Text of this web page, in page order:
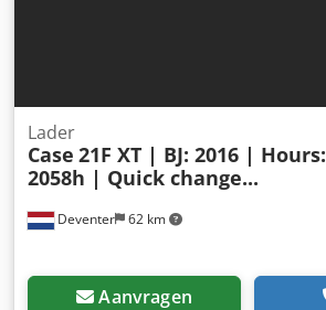
Deventer 62 km
Lader
Case 21F XT | BJ: 2016 | Hours:
2058h | Quick change...
Aanvragen